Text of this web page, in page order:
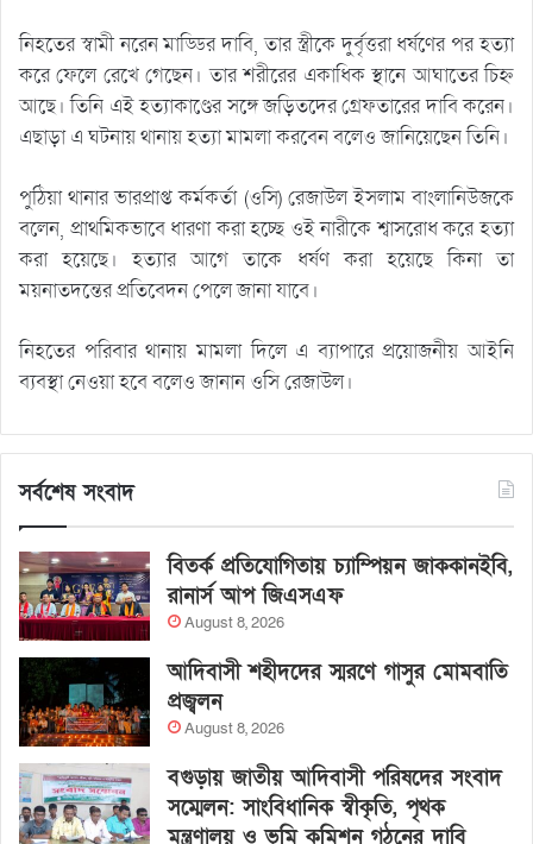
নিহতের স্বামী নরেন মাড্ডির দাবি, তার স্ত্রীকে দুর্বৃত্তরা ধর্ষণের পর হত্যা
করে ফেলে রেখে গেছেন। তার শরীরের একাধিক স্থানে আঘাতের চিহ্ন
আছে। তিনি এই হত্যাকাণ্ডের সঙ্গে জড়িতদের গ্রেফতারের দাবি করেন।
এছাড়া এ ঘটনায় থানায় হত্যা মামলা করবেন বলেও জানিয়েছেন তিনি।
পুঠিয়া থানার ভারপ্রাপ্ত কর্মকর্তা (ওসি) রেজাউল ইসলাম বাংলানিউজকে
বলেন, প্রাথমিকভাবে ধারণা করা হচ্ছে ওই নারীকে শ্বাসরোধ করে হত্যা
করা হয়েছে। হত্যার আগে তাকে ধর্ষণ করা হয়েছে কিনা তা
ময়নাতদন্তের প্রতিবেদন পেলে জানা যাবে।
নিহতের পরিবার থানায় মামলা দিলে এ ব্যাপারে প্রয়োজনীয় আইনি
ব্যবস্থা নেওয়া হবে বলেও জানান ওসি রেজাউল।
সর্বশেষ সংবাদ
বিতর্ক প্রতিযোগিতায় চ্যাম্পিয়ন জাককানইবি,
রানার্স আপ জিএসএফ
August 8, 2026
আদিবাসী শহীদদের স্মরণে গাসুর মোমবাতি
প্রজ্বলন
August 8, 2026
বগুড়ায় জাতীয় আদিবাসী পরিষদের সংবাদ
সম্মেলন: সাংবিধানিক স্বীকৃতি, পৃথক
মন্ত্রণালয় ও ভূমি কমিশন গঠনের দাবি